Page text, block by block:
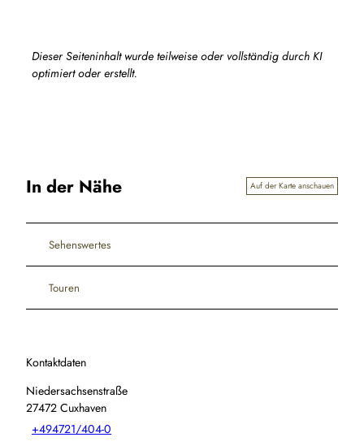
Dieser Seiteninhalt wurde teilweise oder vollständig durch KI
optimiert oder erstellt.
In der Nähe Auf der Karte anschauen
Sehenswertes
Touren
Kontaktdaten
Niedersachsenstraße
27472 Cuxhaven
+494721/404-0